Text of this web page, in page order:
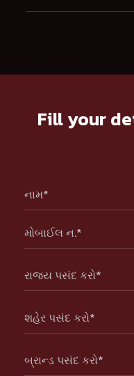
Fill your
નામ*
મોબાઈલ ન.*
રાજ્ય પસંદ કરો*
શહેર પસંદ કરો*
બ્રાન્ડ પસંદ કરો*